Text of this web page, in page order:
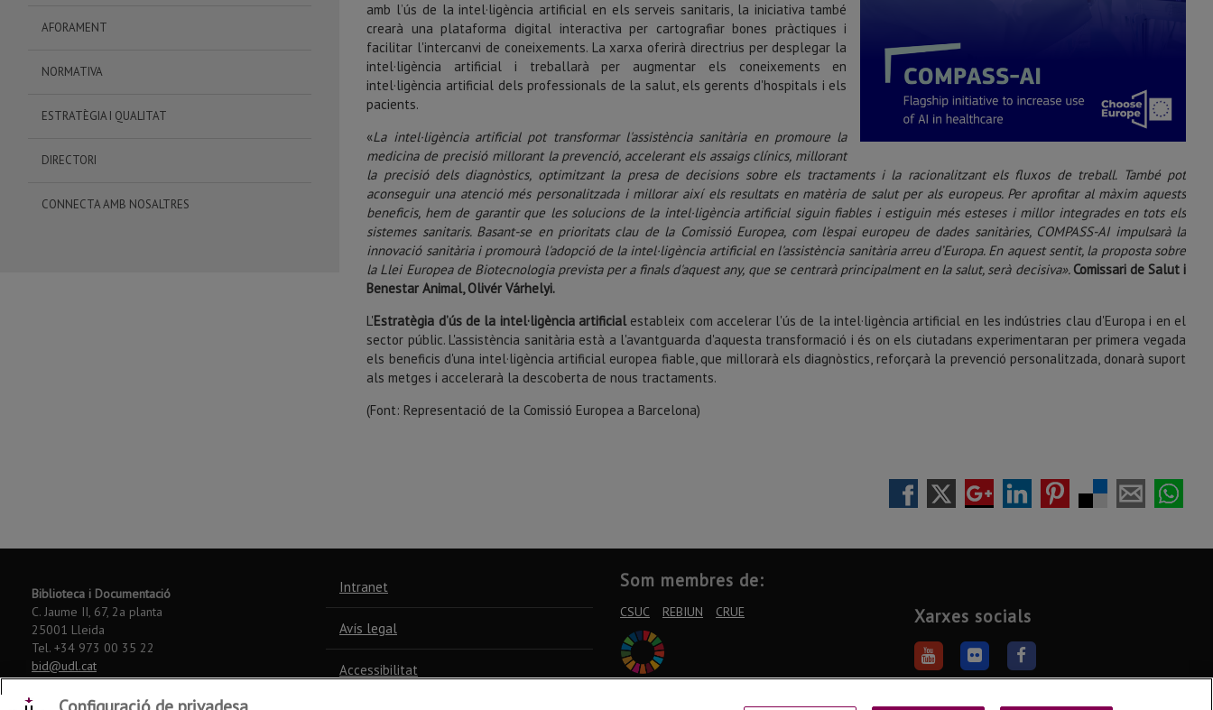
AFORAMENT
NORMATIVA
ESTRATÈGIA I QUALITAT
DIRECTORI
CONNECTA AMB NOSALTRES
amb l’ús de la intel·ligència artificial en els serveis sanitaris, la iniciativa també
crearà una plataforma digital interactiva per cartografiar bones pràctiques i
facilitar l'intercanvi de coneixements. La xarxa oferirà directrius per desplegar la
intel·ligència artificial i treballarà per augmentar els coneixements en
intel·ligència artificial dels professionals de la salut, els gerents d'hospitals i els
pacients.
«La intel·ligència artificial pot transformar l'assistència sanitària en promoure la
medicina de precisió millorant la prevenció, accelerant els assaigs clínics, millorant
la precisió dels diagnòstics, optimitzant la presa de decisions sobre els tractaments i la racionalitzant els fluxos de treball. També pot
aconseguir una atenció més personalitzada i millorar així els resultats en matèria de salut per als europeus. Per aprofitar al màxim aquests
beneficis, hem de garantir que les solucions de la intel·ligència artificial siguin fiables i estiguin més esteses i millor integrades en tots els
sistemes sanitaris. Basant-se en prioritats clau de la Comissió Europea, com l'espai europeu de dades sanitàries, COMPASS-AI impulsarà la
innovació sanitària i promourà l'adopció de la intel·ligència artificial en l'assistència sanitària arreu d’Europa. En aquest sentit, la proposta sobre
la Llei Europea de Biotecnologia prevista per a finals d'aquest any, que se centrarà principalment en la salut, serà decisiva». Comissari de Salut i
Benestar Animal, Olivér Várhelyi.
L'Estratègia d’ús de la intel·ligència artificialestableix com accelerar l'ús de la intel·ligència artificial en les indústries clau d'Europa i en el
sector públic. L'assistència sanitària està a l'avantguarda d'aquesta transformació i és on els ciutadans experimentaran per primera vegada
els beneficis d'una intel·ligència artificial europea fiable, que millorarà els diagnòstics, reforçarà la prevenció personalitzada, donarà suport
als metges i accelerarà la descoberta de nous tractaments.
(Font: Representació de la Comissió Europea a Barcelona)
Biblioteca i Documentació
C. Jaume II, 67, 2a planta
25001 Lleida
Tel. +34 973 00 35 22
bid@udl.cat
©2026
Intranet
Avís legal
Accessibilitat
Som membres de:
CSUC REBIUN CRUE Xarxes socials